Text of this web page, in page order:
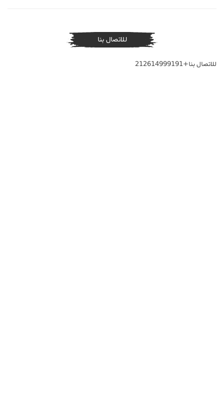
للاتصال بنا
للاتصال بنا+212614999191